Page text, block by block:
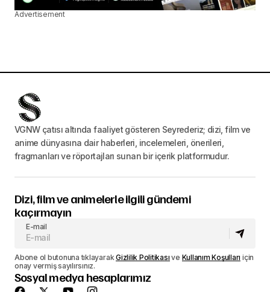
Advertisement
VGNW çatısı altında faaliyet gösteren Seyrederiz; dizi, film ve
anime dünyasına dair haberleri, incelemeleri, önerileri,
fragmanları ve röportajları sunan bir içerik platformudur.
Dizi, film ve animelerle ilgili gündemi
kaçırmayın
E-mail
Abone ol butonuna tıklayarakGizlilik Politikası ve Kullanım Koşulları için
onay vermiş sayılırsınız.
Sosyal medya hesaplarımız